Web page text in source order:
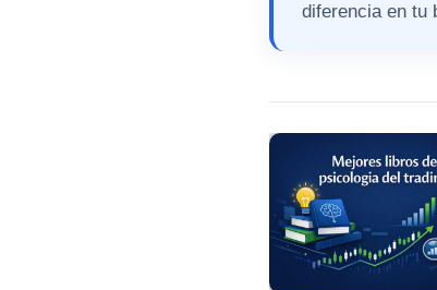
diferencia en tu